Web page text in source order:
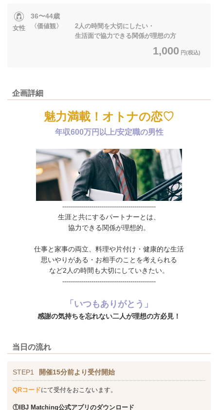
女性
36〜44歳
〈価値観〉 2人の時間を大切にしたい・
生活面で協力できる関係が理想の方
1,000 円(税込)
企画詳細
魅力満載！オトナの恋♡
年収600万円以上/安定職の男性
------------------------------------------------
生涯と共にするパートナーとは、
協力できる関係が理想的。
仕事と家事の両立、料理や片付け・健康的な生活
思いやりがある・お相手のことを考えられる
など2人の時間も大切にしていきたい。
------------------------------------------------
「いつもありがとう」
感謝の気持ちを忘れない二人が理想の方必見！
当日の流れ
STEP1 開催15分前より受付開始
QRコードにて受付をおこないます。
①IBJ Matching公式アプリのダウンロード